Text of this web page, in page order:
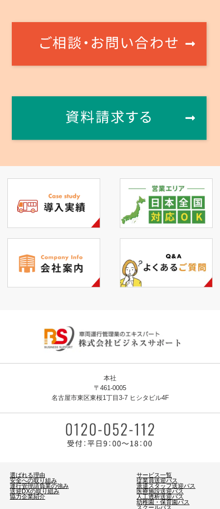
選ばれる理由
安全への取り組み
運行管理請負業の強み
送迎DXの取り組み
協力企業紹介
サービス一覧
従業員送迎バス
派遣スタッフ送迎バス
医療施設送迎バス
人工透析送迎バス
幼稚園・保育園バス
スクールバス
本社
〒461-0005
名古屋市東区東桜1丁目3-7 ヒシタビル4F